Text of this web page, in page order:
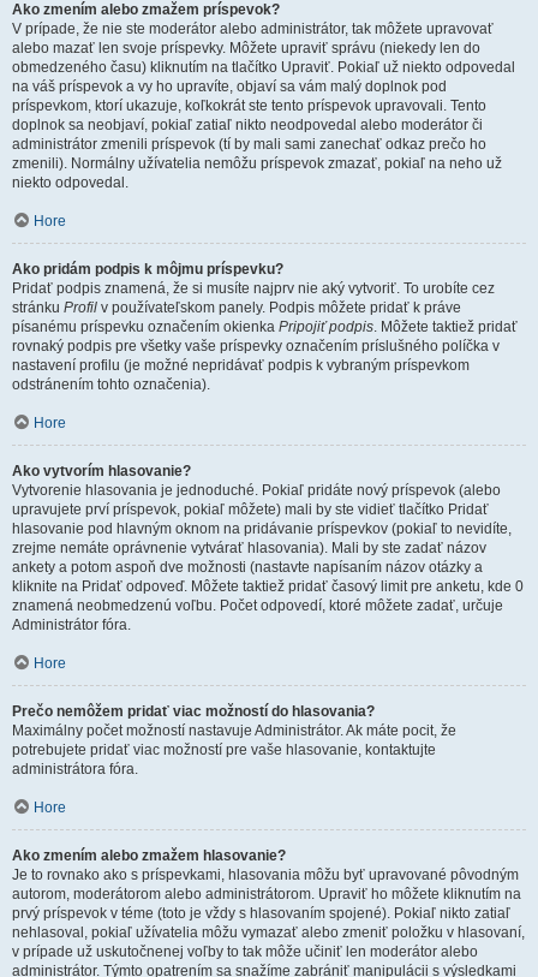
Ako zmením alebo zmažem príspevok?
V prípade, že nie ste moderátor alebo administrátor, tak môžete upravovať
alebo mazať len svoje príspevky. Môžete upraviť správu (niekedy len do
obmedzeného času) kliknutím na tlačítko Upraviť. Pokiaľ už niekto odpovedal
na váš príspevok a vy ho upravíte, objaví sa vám malý doplnok pod
príspevkom, ktorí ukazuje, koľkokrát ste tento príspevok upravovali. Tento
doplnok sa neobjaví, pokiaľ zatiaľ nikto neodpovedal alebo moderátor či
administrátor zmenili príspevok (tí by mali sami zanechať odkaz prečo ho
zmenili). Normálny užívatelia nemôžu príspevok zmazať, pokiaľ na neho už
niekto odpovedal.
Hore
Ako pridám podpis k môjmu príspevku?
Pridať podpis znamená, že si musíte najprv nie aký vytvoriť. To urobíte cez
stránku Profil v používateľskom panely. Podpis môžete pridať k práve
písanému príspevku označením okienka Pripojiť podpis. Môžete taktiež pridať
rovnaký podpis pre všetky vaše príspevky označením príslušného políčka v
nastavení profilu (je možné nepridávať podpis k vybraným príspevkom
odstránením tohto označenia).
Hore
Ako vytvorím hlasovanie?
Vytvorenie hlasovania je jednoduché. Pokiaľ pridáte nový príspevok (alebo
upravujete prví príspevok, pokiaľ môžete) mali by ste vidieť tlačítko Pridať
hlasovanie pod hlavným oknom na pridávanie príspevkov (pokiaľ to nevidíte,
zrejme nemáte oprávnenie vytvárať hlasovania). Mali by ste zadať názov
ankety a potom aspoň dve možnosti (nastavte napísaním názov otázky a
kliknite na Pridať odpoveď. Môžete taktiež pridať časový limit pre anketu, kde 0
znamená neobmedzenú voľbu. Počet odpovedí, ktoré môžete zadať, určuje
Administrátor fóra.
Hore
Prečo nemôžem pridať viac možností do hlasovania?
Maximálny počet možností nastavuje Administrátor. Ak máte pocit, že
potrebujete pridať viac možností pre vaše hlasovanie, kontaktujte
administrátora fóra.
Hore
Ako zmením alebo zmažem hlasovanie?
Je to rovnako ako s príspevkami, hlasovania môžu byť upravované pôvodným
autorom, moderátorom alebo administrátorom. Upraviť ho môžete kliknutím na
prvý príspevok v téme (toto je vždy s hlasovaním spojené). Pokiaľ nikto zatiaľ
nehlasoval, pokiaľ užívatelia môžu vymazať alebo zmeniť položku v hlasovaní,
v prípade už uskutočnenej voľby to tak môže učiniť len moderátor alebo
administrátor. Týmto opatrením sa snažíme zabrániť manipulácii s výsledkami